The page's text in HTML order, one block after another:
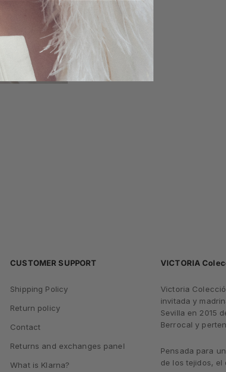
CUSTOMER SUPPORT
Shipping Policy
Return policy
Contact
Returns and exchanges panel
What is Klarna?
VICTORIA
Victoria
invitada y
Sevilla en 2015
Berrocal y
Pensada para
de los tejidos,